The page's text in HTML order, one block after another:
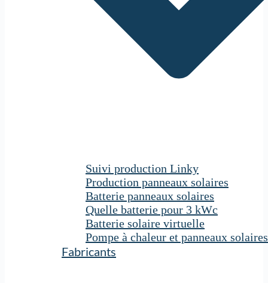
Suivi production Linky
Production panneaux solaires
Batterie panneaux solaires
Quelle batterie pour 3 kWc
Batterie solaire virtuelle
Pompe à chaleur et panneaux solaires
Fabricants